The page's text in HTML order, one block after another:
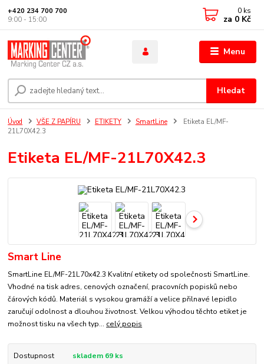
Menu
Hledat
+420 234 700 700
9:00 - 15:00
0 ks
za 0 Kč
Úvod VŠE Z PAPÍRU ETIKETY SmartLine
Etiketa EL/MF-
21L70X42.3
Etiketa EL/MF-21L70X42.3
Smart Line
SmartLine EL/MF-21L70x42.3 Kvalitní etikety od společnosti SmartLine.
Vhodné na tisk adres, cenových označení, pracovních popisků nebo
čárových kódů. Materiál s vysokou gramáží a velice přilnavé lepidlo
zaručují odolnost a dlouhou životnost. Velkou výhodou těchto etiket je
možnost tisku na všech typ... celý popis
Dostupnost
skladem 69 ks